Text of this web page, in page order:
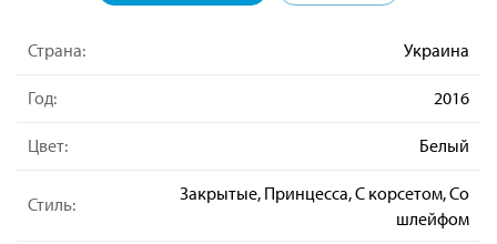
Страна: Украина
Год: 2016
Цвет: Белый
Стиль:
Закрытые, Принцесса, С корсетом, Со
шлейфом